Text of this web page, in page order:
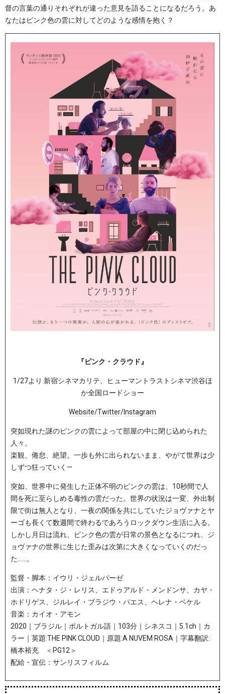
督の言葉の通りそれぞれが違った意見を語ることになるだろう。あ
なたはピンク色の雲に対してどのような感情を抱く？
『ピンク・クラウド』
1/27より 新宿シネマカリテ、ヒューマントラストシネマ渋谷ほ
か全国ロードショー
Website/Twitter/Instagram
突如現れた謎のピンクの雲によって部屋の中に閉じ込められた
人々。
楽観、倦怠、絶望。一歩も外に出られないまま、やがて世界は少
しずつ狂っていく—
突如、世界中に発生した正体不明のピンクの雲は、10秒間で人
間を死に至らしめる毒性の雲だった。世界の状況は一変、外出制
限で街は無人となり、一夜の関係を共にしていたジョヴァナとヤ
ーゴも長くて数週間で終わるであろうロックダウン生活に入る。
しかし月日は流れ、ピンク色の雲が日常の景色となるにつれ、ジ
ョヴァナの世界に生じた歪みは次第に大きくなっていくのだっ
た……。
監督・脚本：イウリ・ジェルバーゼ
出演：ヘナタ・ジ・レリス、エドゥアルド・メンドンサ、カヤ・
ホドリゲス、ジルレイ・ブラジウ・パエス、ヘレナ・ベケル
音楽：カイオ・アモン
2020｜ブラジル｜ポルトガル語｜103分｜シネスコ｜5.1ch｜カ
ラー｜英題:THE PINK CLOUD｜原題:A NUVEM ROSA｜字幕翻訳:
橋本裕充 ＜PG12＞
配給・宣伝：サンリスフィルム